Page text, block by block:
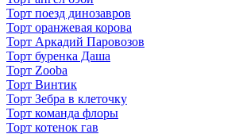
Торт поезд динозавров
Торт оранжевая корова
Торт Аркадий Паровозов
Торт буренка Даша
Торт Zooba
Торт Винтик
Торт Зебра в клеточку
Торт команда флоры
Торт котенок гав